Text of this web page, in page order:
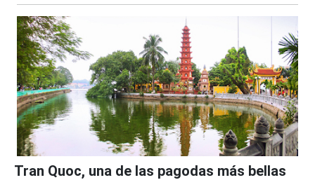
Tran Quoc, una de las pagodas más bellas